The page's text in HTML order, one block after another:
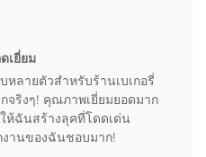
เยี่ยม
ลายตัวสำหรับร้านเบเกอรี่
จริงๆ! คุณภาพเยี่ยมยอดมาก
ห้ฉันสร้างลุคที่โดดเด่น
านของฉันชอบมาก!